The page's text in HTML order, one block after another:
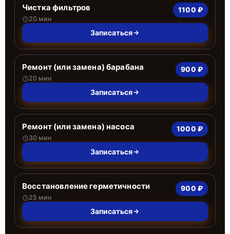
Чистка фильтров
20 мин
1100 ₽
Записаться
Ремонт (или замена) барабана
20 мин
900 ₽
Записаться
Ремонт (или замена) насоса
30 мин
1000 ₽
Записаться
Восстановление герметичности
25 мин
900 ₽
Записаться